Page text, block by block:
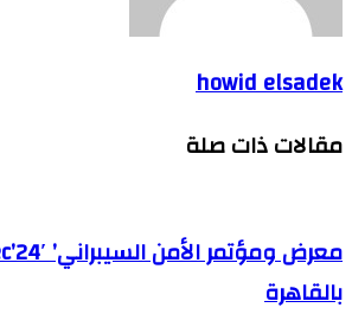
howid elsadek
مقالات ذات صلة
بالقاهرة